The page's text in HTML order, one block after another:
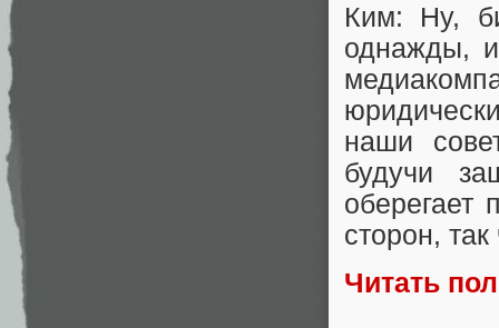
Ким: Ну,
однажды,
наши
будучи
оберегает
сторон,
Читать